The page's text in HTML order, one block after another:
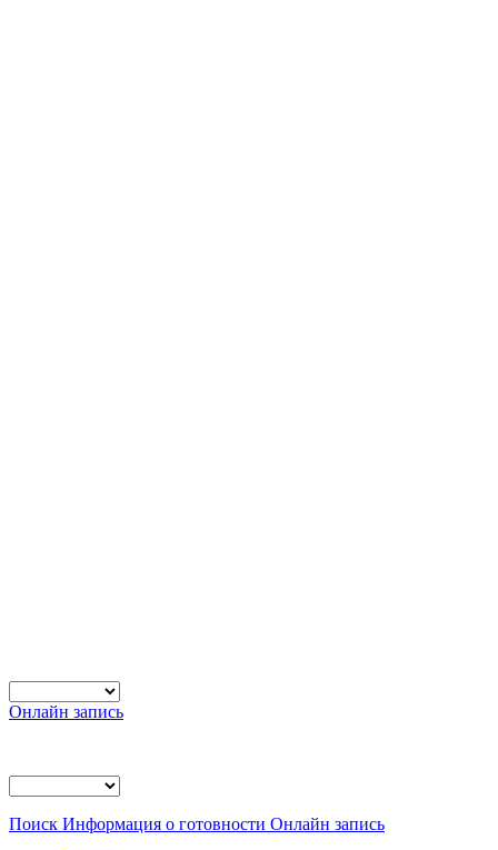
Онлайн запись
Поиск Информация о готовности Онлайн запись